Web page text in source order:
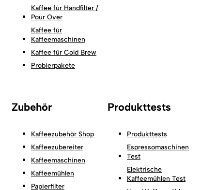
Kaffee für Handfilter /
Pour Over
Kaffee für
Kaffeemaschinen
Kaffee für Cold Brew
Probierpakete
Zubehör
Kaffeezubehör Shop
Kaffeezubereiter
Kaffeemaschinen
Kaffeemühlen
Papierfilter
Produkttests
Produkttests
Espressomaschinen
Test
Elektrische
Kaffeemühlen Test